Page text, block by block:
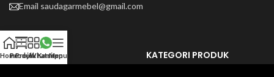
Email saudagarmebel@gmail.com
LAIN LAIN KATEGORI PRODUK
HomeProduk
Projek Kami
Whatsapp
Menu